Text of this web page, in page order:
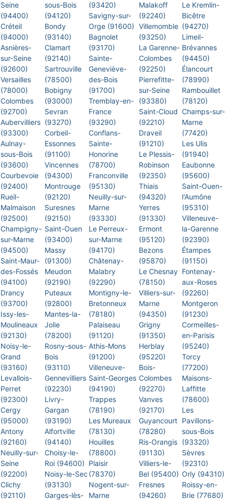
Seine
(94400)
Créteil
(94000)
Asnières-
sur-Seine
(92600)
Versailles
(78000)
Colombes
(92700)
Aubervilliers
(93300)
Aulnay-
sous-Bois
(93600)
Courbevoie
(92400)
Rueil-
Malmaison
(92500)
Champigny-
sur-Marne
(94500)
Saint-Maur-
des-Fossés
(94100)
Drancy
(93700)
Issy-les-
Moulineaux
(92130)
Noisy-le-
Grand
(93160)
Levallois-
Perret
(92300)
Cergy
(95000)
Antony
(92160)
Neuilly-sur-
Seine
(92200)
Clichy
(92110)
sous-Bois
(94120)
Bondy
(93140)
Clamart
(92140)
Sartrouville
(78500)
Bobigny
(93000)
Sevran
(93270)
Corbeil-
Essonnes
(91100)
Vincennes
(94300)
Montrouge
(92120)
Suresnes
(92150)
Saint-Ouen
(93400)
Massy
(91300)
Meudon
(92190)
Puteaux
(92800)
Mantes-la-
Jolie
(78200)
Rosny-sous-
Bois
(93110)
Gennevilliers
(92230)
Livry-
Gargan
(93190)
Alfortville
(94140)
Choisy-le-
Roi (94600)
Noisy-le-Sec
(93130)
Garges-lès-
(93420)
Savigny-sur-
Orge (91600)
Bagnolet
(93170)
Sainte-
Geneviève-
des-Bois
(91700)
Tremblay-en-
France
(93290)
Conflans-
Sainte-
Honorine
(78700)
Franconville
(95130)
Neuilly-sur-
Marne
(93330)
Le Perreux-
sur-Marne
(94170)
Châtenay-
Malabry
(92290)
Montigny-le-
Bretonneux
(78180)
Palaiseau
(91120)
Athis-Mons
(91200)
Villeneuve-
Saint-Georges
(94190)
Trappes
(78190)
Les Mureaux
(78130)
Houilles
(78800)
Plaisir
(78370)
Nogent-sur-
Marne
Malakoff
(92240)
Villemomble
(93250)
La Garenne-
Colombes
(92250)
Pierrefitte-
sur-Seine
(93380)
Saint-Cloud
(92210)
Draveil
(91210)
Le Plessis-
Robinson
(92350)
Thiais
(94320)
Yerres
(91330)
Ermont
(95120)
Bezons
(95870)
Le Chesnay
(78150)
Villiers-sur-
Marne
(94350)
Grigny
(91350)
Herblay
(95220)
Bois-
Colombes
(92270)
Vanves
(92170)
Guyancourt
(78280)
Ris-Orangis
(91130)
Villiers-le-
Bel (95400)
Fresnes
(94260)
Le Kremlin-
Bicêtre
(94270)
Limeil-
Brévannes
(94450)
Élancourt
(78990)
Rambouillet
(78120)
Champs-sur-
Marne
(77420)
Les Ulis
(91940)
Eaubonne
(95600)
Saint-Ouen-
l'Aumône
(95310)
Villeneuve-
la-Garenne
(92390)
Étampes
(91150)
Fontenay-
aux-Roses
(92260)
Montgeron
(91230)
Cormeilles-
en-Parisis
(95240)
Torcy
(77200)
Maisons-
Laffitte
(78600)
Les
Pavillons-
sous-Bois
(93320)
Sèvres
(92310)
Orly (94310)
Roissy-en-
Brie (77680)